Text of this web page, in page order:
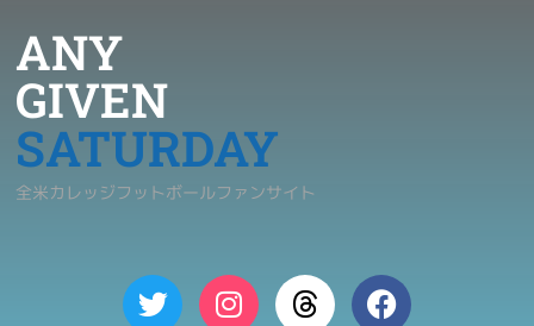
ANY
GIVEN
SATURDAY
全米カレッジフットボールファンサイト